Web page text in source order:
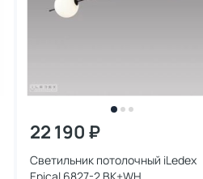
22 190 ₽
Светильник потолочный iLedex